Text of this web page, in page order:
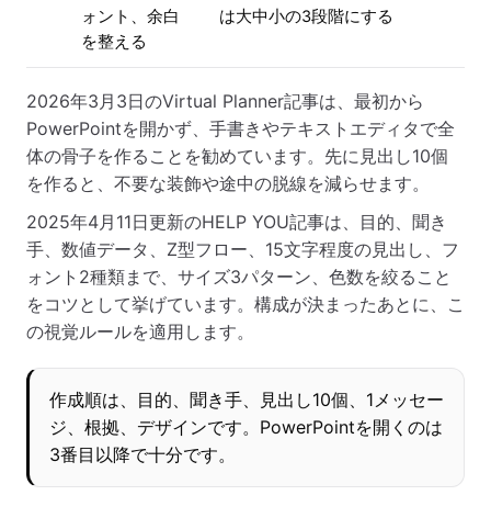
ォント、余白
を整える
は大中小の3段階にする
2026年3月3日のVirtual Planner記事は、最初から
PowerPointを開かず、手書きやテキストエディタで全
体の骨子を作ることを勧めています。先に見出し10個
を作ると、不要な装飾や途中の脱線を減らせます。
2025年4月11日更新のHELP YOU記事は、目的、聞き
手、数値データ、Z型フロー、15文字程度の見出し、フ
ォント2種類まで、サイズ3パターン、色数を絞ること
をコツとして挙げています。構成が決まったあとに、こ
の視覚ルールを適用します。
作成順は、目的、聞き手、見出し10個、1メッセー
ジ、根拠、デザインです。PowerPointを開くのは
3番目以降で十分です。